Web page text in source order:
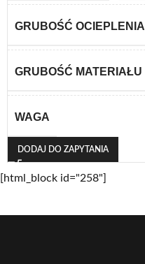
GRUBOŚĆ OCIEPLENIA
GRUBOŚĆ MATERIAŁU
WAGA
DODAJ DO ZAPYTANIA
[html_block id="258"]